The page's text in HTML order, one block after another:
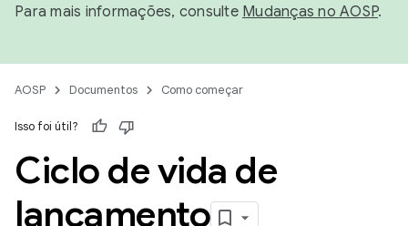
Para mais informações, consulte Mudanças no AOSP.
AOSP Documentos Como começar
Isso foi útil?
Ciclo de vida de
lançamento